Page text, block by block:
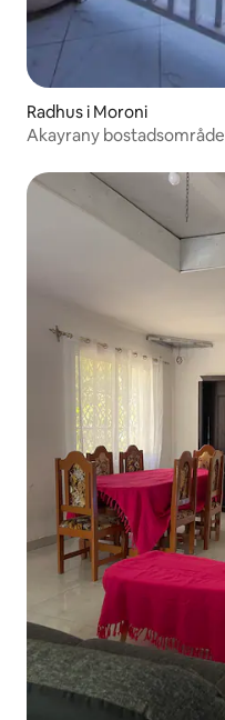
Radhus i Moroni
Akayrany bostadsområde